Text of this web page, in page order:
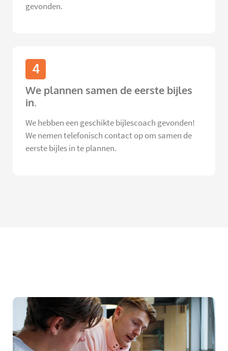
gevonden.
4
We plannen samen de eerste bijles
in.
We hebben een geschikte bijlescoach gevonden!
We nemen telefonisch contact op om samen de
eerste bijles in te plannen.